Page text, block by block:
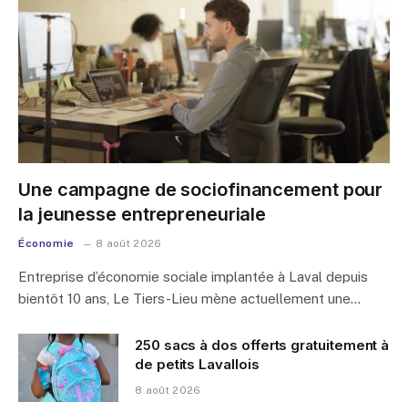
Une campagne de sociofinancement pour
la jeunesse entrepreneuriale
Économie 8 août 2026
Entreprise d’économie sociale implantée à Laval depuis
bientôt 10 ans, Le Tiers-Lieu mène actuellement une…
250 sacs à dos offerts gratuitement à
de petits Lavallois
8 août 2026